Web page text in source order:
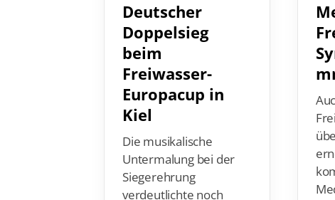
Deutscher
Doppelsieg
beim
Freiwasser-
Europacup in
Kiel
Die musikalische
Untermalung bei der
Siegerehrung
verdeutlichte noch